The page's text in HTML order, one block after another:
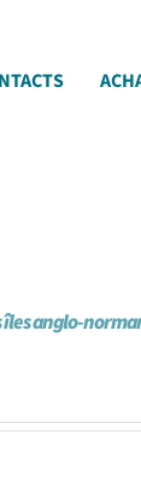
anglo-